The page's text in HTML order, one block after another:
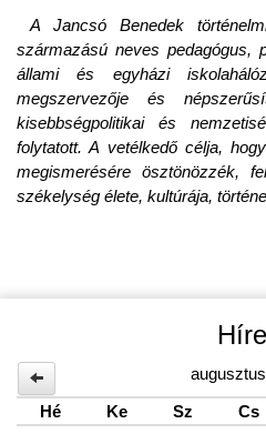
A Jancsó Benedek
származású neves pedagógus,
állami és egyházi
megszervezője és
kisebbségpolitikai és
folytatott. A vetélkedő célja,
megismerésére ösztönözzék,
székelység élete, kultúrája,
Hé
Ke Sz Cs